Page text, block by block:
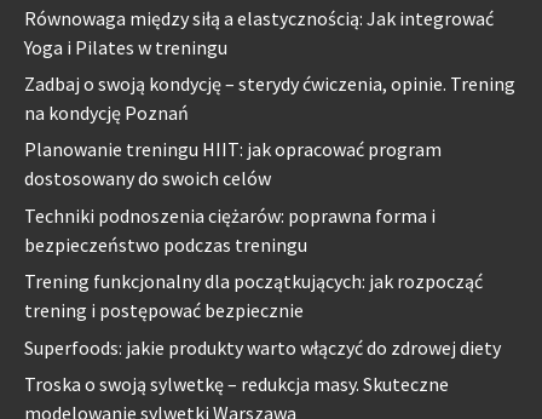
Równowaga między siłą a elastycznością: Jak integrować
Yoga i Pilates w treningu
Zadbaj o swoją kondycję – sterydy ćwiczenia, opinie. Trening
na kondycję Poznań
Planowanie treningu HIIT: jak opracować program
dostosowany do swoich celów
Techniki podnoszenia ciężarów: poprawna forma i
bezpieczeństwo podczas treningu
Trening funkcjonalny dla początkujących: jak rozpocząć
trening i postępować bezpiecznie
Superfoods: jakie produkty warto włączyć do zdrowej diety
Troska o swoją sylwetkę – redukcja masy. Skuteczne
modelowanie sylwetki Warszawa